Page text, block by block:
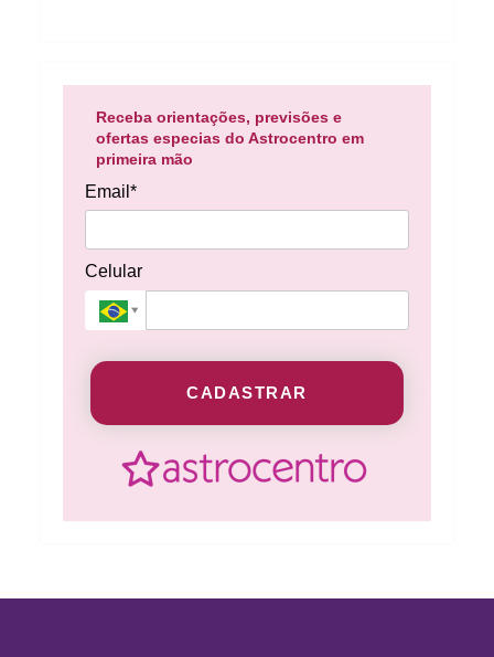
Receba orientações, previsões e
ofertas especias do Astrocentro em
primeira mão
Email*
Celular
CADASTRAR